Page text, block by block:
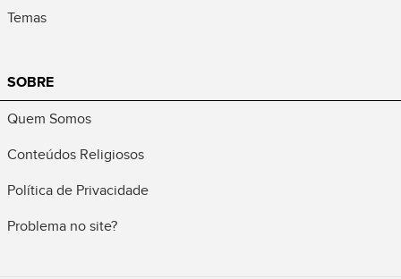
Temas
SOBRE
Quem Somos
Conteúdos Religiosos
Política de Privacidade
Problema no site?